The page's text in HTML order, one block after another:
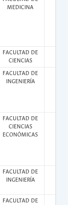
MEDICINA
FACULTAD DE
CIENCIAS
FACULTAD DE
INGENIERÍA
FACULTAD DE
CIENCIAS
ECONÓMICAS
FACULTAD DE
INGENIERÍA
FACULTAD DE